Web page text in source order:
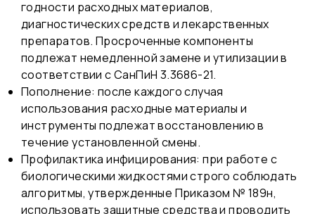
годности расходных материалов,
диагностических средств и лекарственных
препаратов. Просроченные компоненты
подлежат немедленной замене и утилизации в
соответствии с СанПиН 3.3686-21.
Пополнение: после каждого случая
использования расходные материалы и
инструменты подлежат восстановлению в
течение установленной смены.
Профилактика инфицирования: при работе с
биологическими жидкостями строго соблюдать
алгоритмы, утвержденные Приказом № 189н,
использовать защитные средства и проводить